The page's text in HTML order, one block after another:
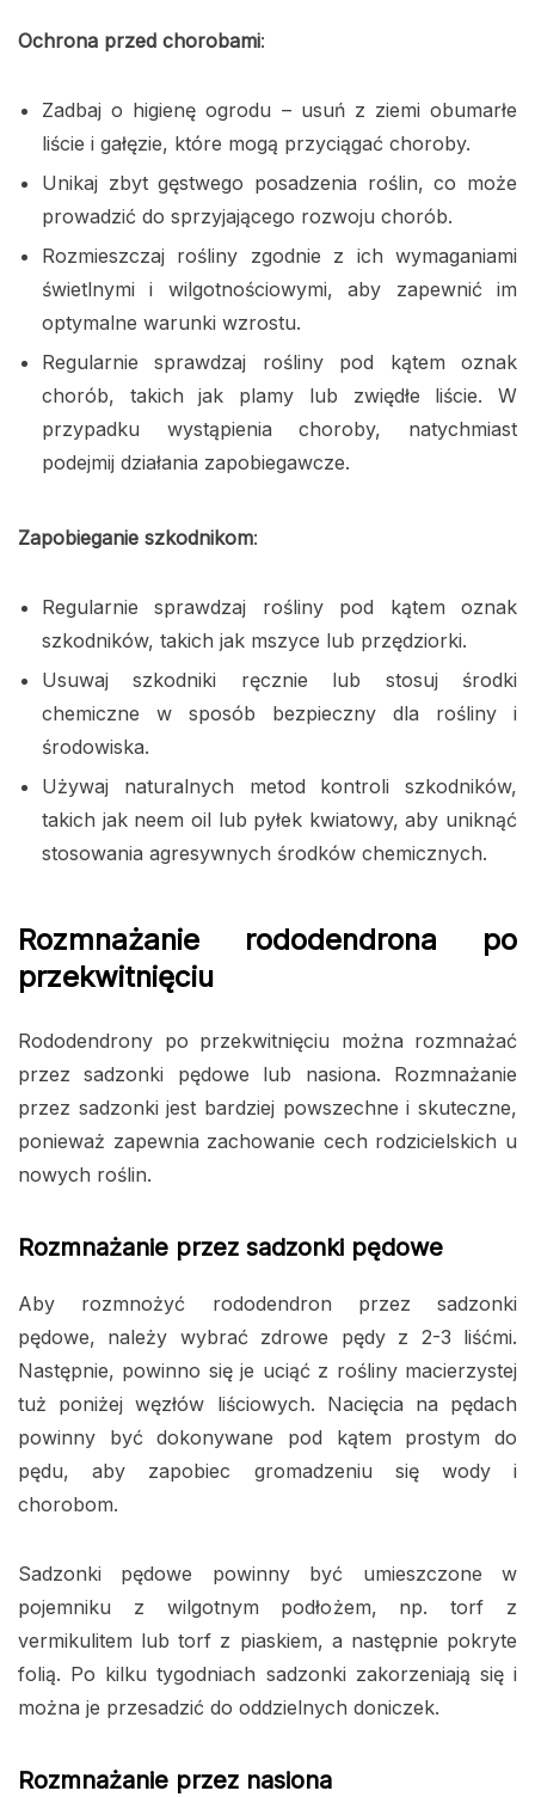
Ochrona przed chorobami:
Zadbaj o higienę ogrodu – usuń z ziemi obumarłe
liście i gałęzie, które mogą przyciągać choroby.
Unikaj zbyt gęstwego posadzenia roślin, co może
prowadzić do sprzyjającego rozwoju chorób.
Rozmieszczaj rośliny zgodnie z ich wymaganiami
świetlnymi i wilgotnościowymi, aby zapewnić im
optymalne warunki wzrostu.
Regularnie sprawdzaj rośliny pod kątem oznak
chorób, takich jak plamy lub zwiędłe liście. W
przypadku wystąpienia choroby, natychmiast
podejmij działania zapobiegawcze.
Zapobieganie szkodnikom:
Regularnie sprawdzaj rośliny pod kątem oznak
szkodników, takich jak mszyce lub przędziorki.
Usuwaj szkodniki ręcznie lub stosuj środki
chemiczne w sposób bezpieczny dla rośliny i
środowiska.
Używaj naturalnych metod kontroli szkodników,
takich jak neem oil lub pyłek kwiatowy, aby uniknąć
stosowania agresywnych środków chemicznych.
Rozmnażanie rododendrona po
przekwitnięciu
Rododendrony po przekwitnięciu można rozmnażać
przez sadzonki pędowe lub nasiona. Rozmnażanie
przez sadzonki jest bardziej powszechne i skuteczne,
ponieważ zapewnia zachowanie cech rodzicielskich u
nowych roślin.
Rozmnażanie przez sadzonki pędowe
Aby rozmnożyć rododendron przez sadzonki
pędowe, należy wybrać zdrowe pędy z 2-3 liśćmi.
Następnie, powinno się je uciąć z rośliny macierzystej
tuż poniżej węzłów liściowych. Nacięcia na pędach
powinny być dokonywane pod kątem prostym do
pędu, aby zapobiec gromadzeniu się wody i
chorobom.
Sadzonki pędowe powinny być umieszczone w
pojemniku z wilgotnym podłożem, np. torf z
vermikulitem lub torf z piaskiem, a następnie pokryte
folią. Po kilku tygodniach sadzonki zakorzeniają się i
można je przesadzić do oddzielnych doniczek.
Rozmnażanie przez nasiona